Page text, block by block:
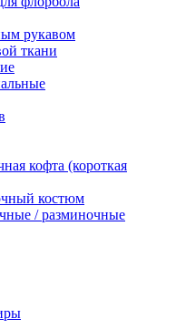
рукавом
ткани
кофта (короткая
костюм
/ разминочные